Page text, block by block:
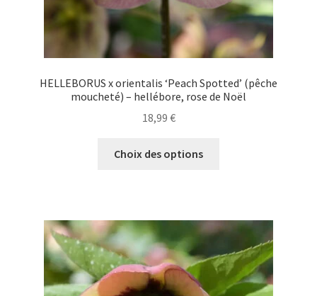
HELLEBORUS x orientalis ‘Peach Spotted’ (pêche
moucheté) – hellébore, rose de Noël
18,99 €
Choix des options
variations.
Les
options
peuvent
être